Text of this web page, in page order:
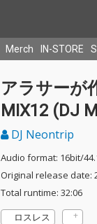
Merch IN-STORE
アラサーが
MIX12 (DJ
DJ Neontrip
Audio format: 16bit/
Original release date:
Total runtime: 32:06
ロスレス